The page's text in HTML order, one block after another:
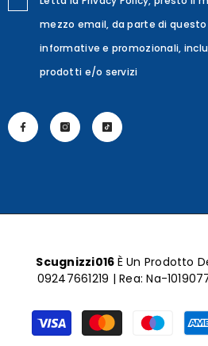
mezzo email, da parte di
informative e promozionali,
prodotti e/o servizi
Scugnizzi016 È Un Prodotto
09247661219 | Rea: Na-